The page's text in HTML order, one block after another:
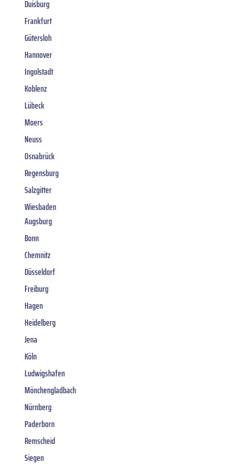
Duisburg
Frankfurt
Gütersloh
Hannover
Ingolstadt
Koblenz
Lübeck
Moers
Neuss
Osnabrück
Regensburg
Salzgitter
Wiesbaden
Augsburg
Bonn
Chemnitz
Düsseldorf
Freiburg
Hagen
Heidelberg
Jena
Köln
Ludwigshafen
Mönchengladbach
Nürnberg
Paderborn
Remscheid
Siegen